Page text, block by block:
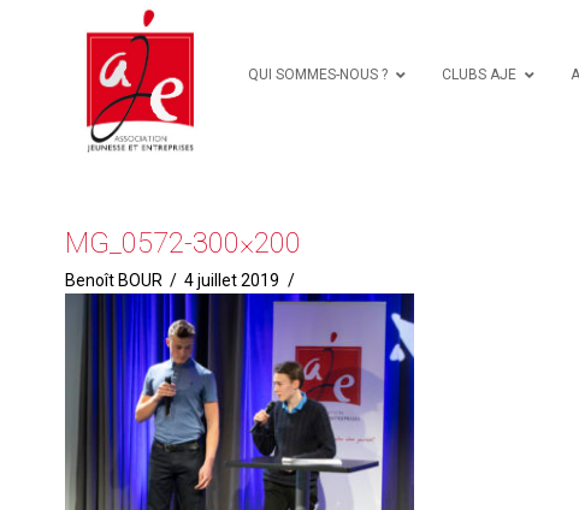
QUI SOMMES-NOUS ? CLUBS AJE
MG_0572-300×200
Benoît BOUR 4 juillet 2019